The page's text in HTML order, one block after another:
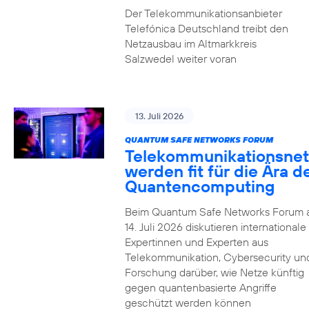
Der Telekommunikationsanbieter
Telefónica Deutschland treibt den
Netzausbau im Altmarkkreis
Salzwedel weiter voran
13. Juli 2026
QUANTUM SAFE NETWORKS FORUM
werden fit für die Ära
Quantencomputing
Beim Quantum Safe Networks Forum
14. Juli 2026 diskutieren internationale
Expertinnen und Experten aus
Telekommunikation, Cybersecurity
Forschung darüber, wie Netze künftig
gegen quantenbasierte Angriffe
geschützt werden können